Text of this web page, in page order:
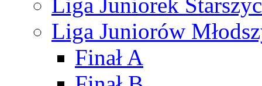
Liga Juniorów
Finał A